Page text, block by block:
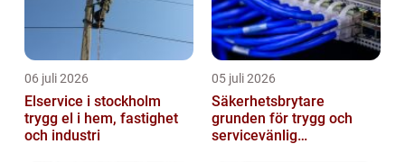
06 juli 2026
Elservice i stockholm
trygg el i hem, fastighet
och industri
05 juli 2026
Säkerhetsbrytare
grunden för trygg och
servicevänlig